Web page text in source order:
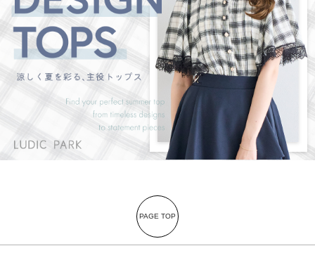
PAGE TOP